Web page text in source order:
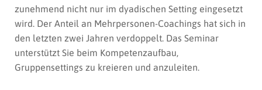
zunehmend nicht nur im dyadischen Setting eingesetzt
wird. Der Anteil an Mehrpersonen-Coachings hat sich in
den letzten zwei Jahren verdoppelt. Das Seminar
unterstützt Sie beim Kompetenzaufbau,
Gruppensettings zu kreieren und anzuleiten.